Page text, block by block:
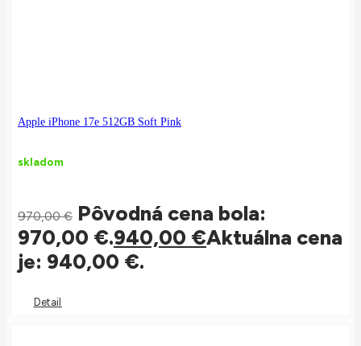
Apple iPhone 17e 512GB Soft Pink
skladom
970,00€ Pôvodná cena bola:
970,00 €.940,00 €Aktuálna cena
je: 940,00 €.
Detail